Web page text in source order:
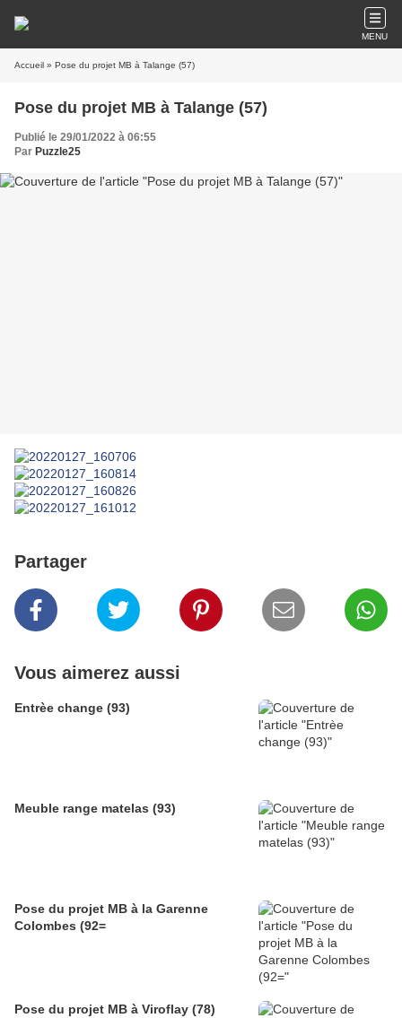
MENU
Accueil » Pose du projet MB à Talange (57)
Pose du projet MB à Talange (57)
Publié le 29/01/2022 à 06:55
Par Puzzle25
Partager
Vous aimerez aussi
Entrèe change (93)
Meuble range matelas (93)
Pose du projet MB à la Garenne
Colombes (92=
Pose du projet MB à Viroflay (78)